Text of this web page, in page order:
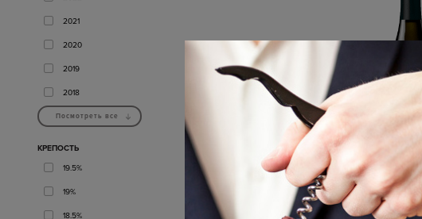
2021
2020
2019
2018
Посмотреть все
КРЕПОСТЬ
19.5%
19%
18.5%